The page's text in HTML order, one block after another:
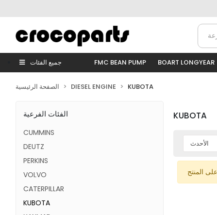
جميع الفئات FMC BEAN PUMP BOART LONGYEAR
الصفحة الرئيسية DIESEL ENGINE KUBOTA
الفئات الفرعية
CUMMINS
DEUTZ
PERKINS
VOLVO
CATERPILLAR
KUBOTA
KUBOTA
المنتج